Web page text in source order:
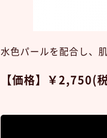
水色パールを配合し、
【価格】￥2,750(